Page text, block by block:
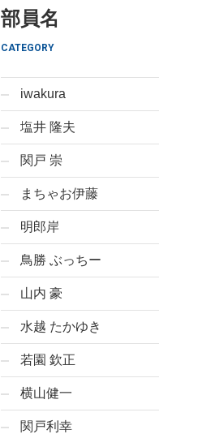
部員名
CATEGORY
iwakura
塩井 隆夫
関戸 崇
まちゃお伊藤
明郎岸
鳥勝 ぶっちー
山内 豪
水越 たかゆき
若園 欽正
横山健一
関戸利幸